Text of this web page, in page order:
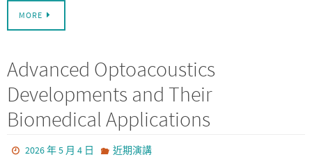
MORE
Advanced Optoacoustics
Developments and Their
Biomedical Applications
2026 年 5 月 4 日 近期演講